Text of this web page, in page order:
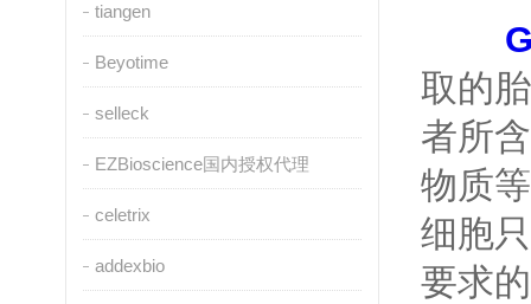
tiangen
Beyotime
selleck
EZBioscience国内授权代理
celetrix
addexbio
取的
者所
物质
细胞
要求